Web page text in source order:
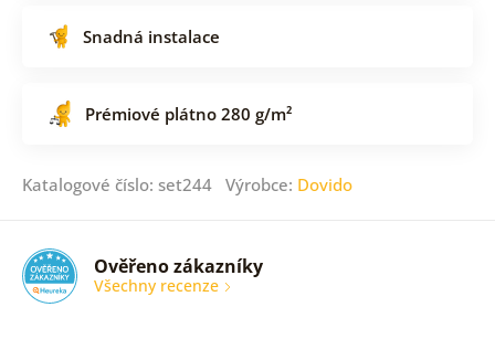
Snadná instalace
Prémiové plátno 280 g/m²
Katalogové číslo: set244 Výrobce: Dovido
Ověřeno zákazníky
Všechny recenze